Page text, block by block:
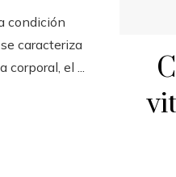
condición
caracteriza
el ...